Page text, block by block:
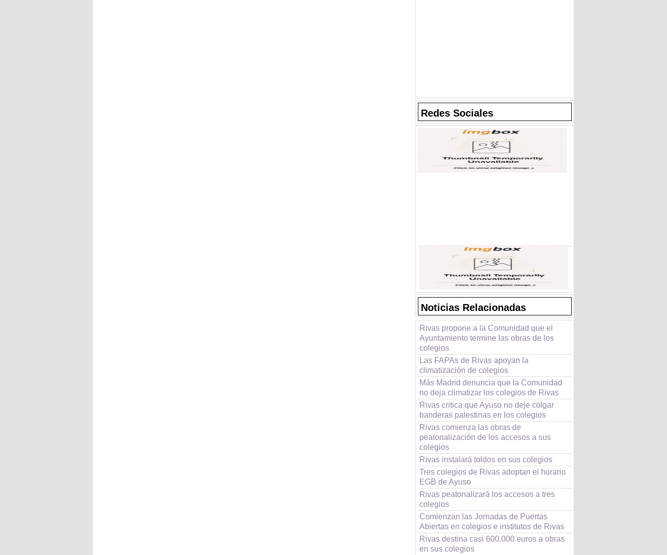
Redes Sociales
Noticias Relacionadas
Rivas propone a la Comunidad que el
Ayuntamiento termine las obras de los
colegios
Las FAPAs de Rivas apoyan la
climatización de colegios
Más Madrid denuncia que la Comunidad
no deja climatizar los colegios de Rivas
Rivas critica que Ayuso no deje colgar
banderas palestinas en los colegios
Rivas comienza las obras de
peatonalización de los accesos a sus
colegios
Rivas instalará toldos en sus colegios
Tres colegios de Rivas adoptan el horario
EGB de Ayuso
Rivas peatonalizará los accesos a tres
colegios
Comienzan las Jornadas de Puertas
Abiertas en colegios e institutos de Rivas
Rivas destina casi 600.000 euros a obras
en sus colegios